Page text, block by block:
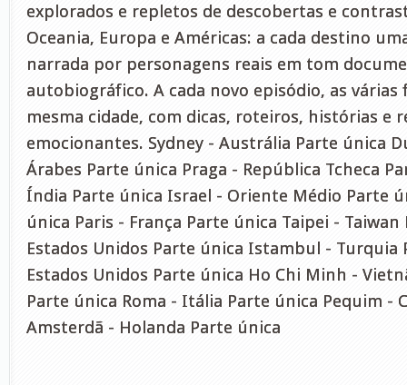
explorados e repletos de descobertas e
Oceania, Europa e Américas: a cada destino
narrada por personagens reais em tom
autobiográfico. A cada novo episódio, as várias
mesma cidade, com dicas, roteiros, histórias e
emocionantes. Sydney - Austrália Parte única
Árabes Parte única Praga - República Tcheca
Índia Parte única Israel - Oriente Médio Parte
única Paris - França Parte única Taipei -
Estados Unidos Parte única Istambul - Turquia
Estados Unidos Parte única Ho Chi Minh -
Parte única Roma - Itália Parte única Pequim -
Amsterdã - Holanda Parte única